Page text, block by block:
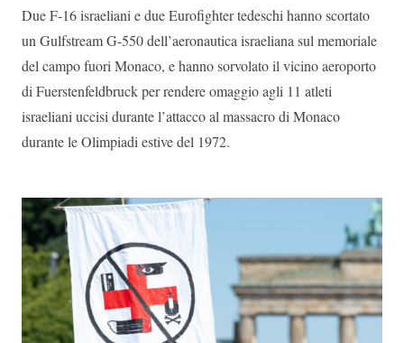
Due F-16 israeliani e due Eurofighter tedeschi hanno scortato
un Gulfstream G-550 dell’aeronautica israeliana sul memoriale
del campo fuori Monaco, e hanno sorvolato il vicino aeroporto
di Fuerstenfeldbruck per rendere omaggio agli 11 atleti
israeliani uccisi durante l’attacco al massacro di Monaco
durante le Olimpiadi estive del 1972.